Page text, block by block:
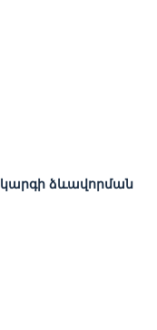
ձևավորման